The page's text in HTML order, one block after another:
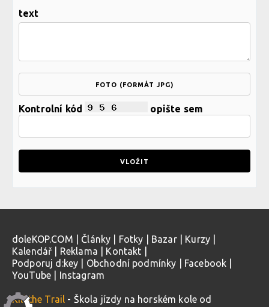
text
FOTO (FORMÁT JPG)
Kontrolní kód opište sem
doleKOP.COM Články Fotky Bazar| Kurzy
Kalendář
Reklama Kontakt
Podporuj d:key
Obchodní podmínky Facebook
YouTube
Instagram
Kill the Trail - Škola jízdy na horském kole od